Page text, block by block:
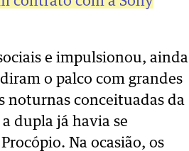
e impulsionou, ainda
o palco com grandes
noturnas conceituadas da
dupla já havia se
Na ocasião, os